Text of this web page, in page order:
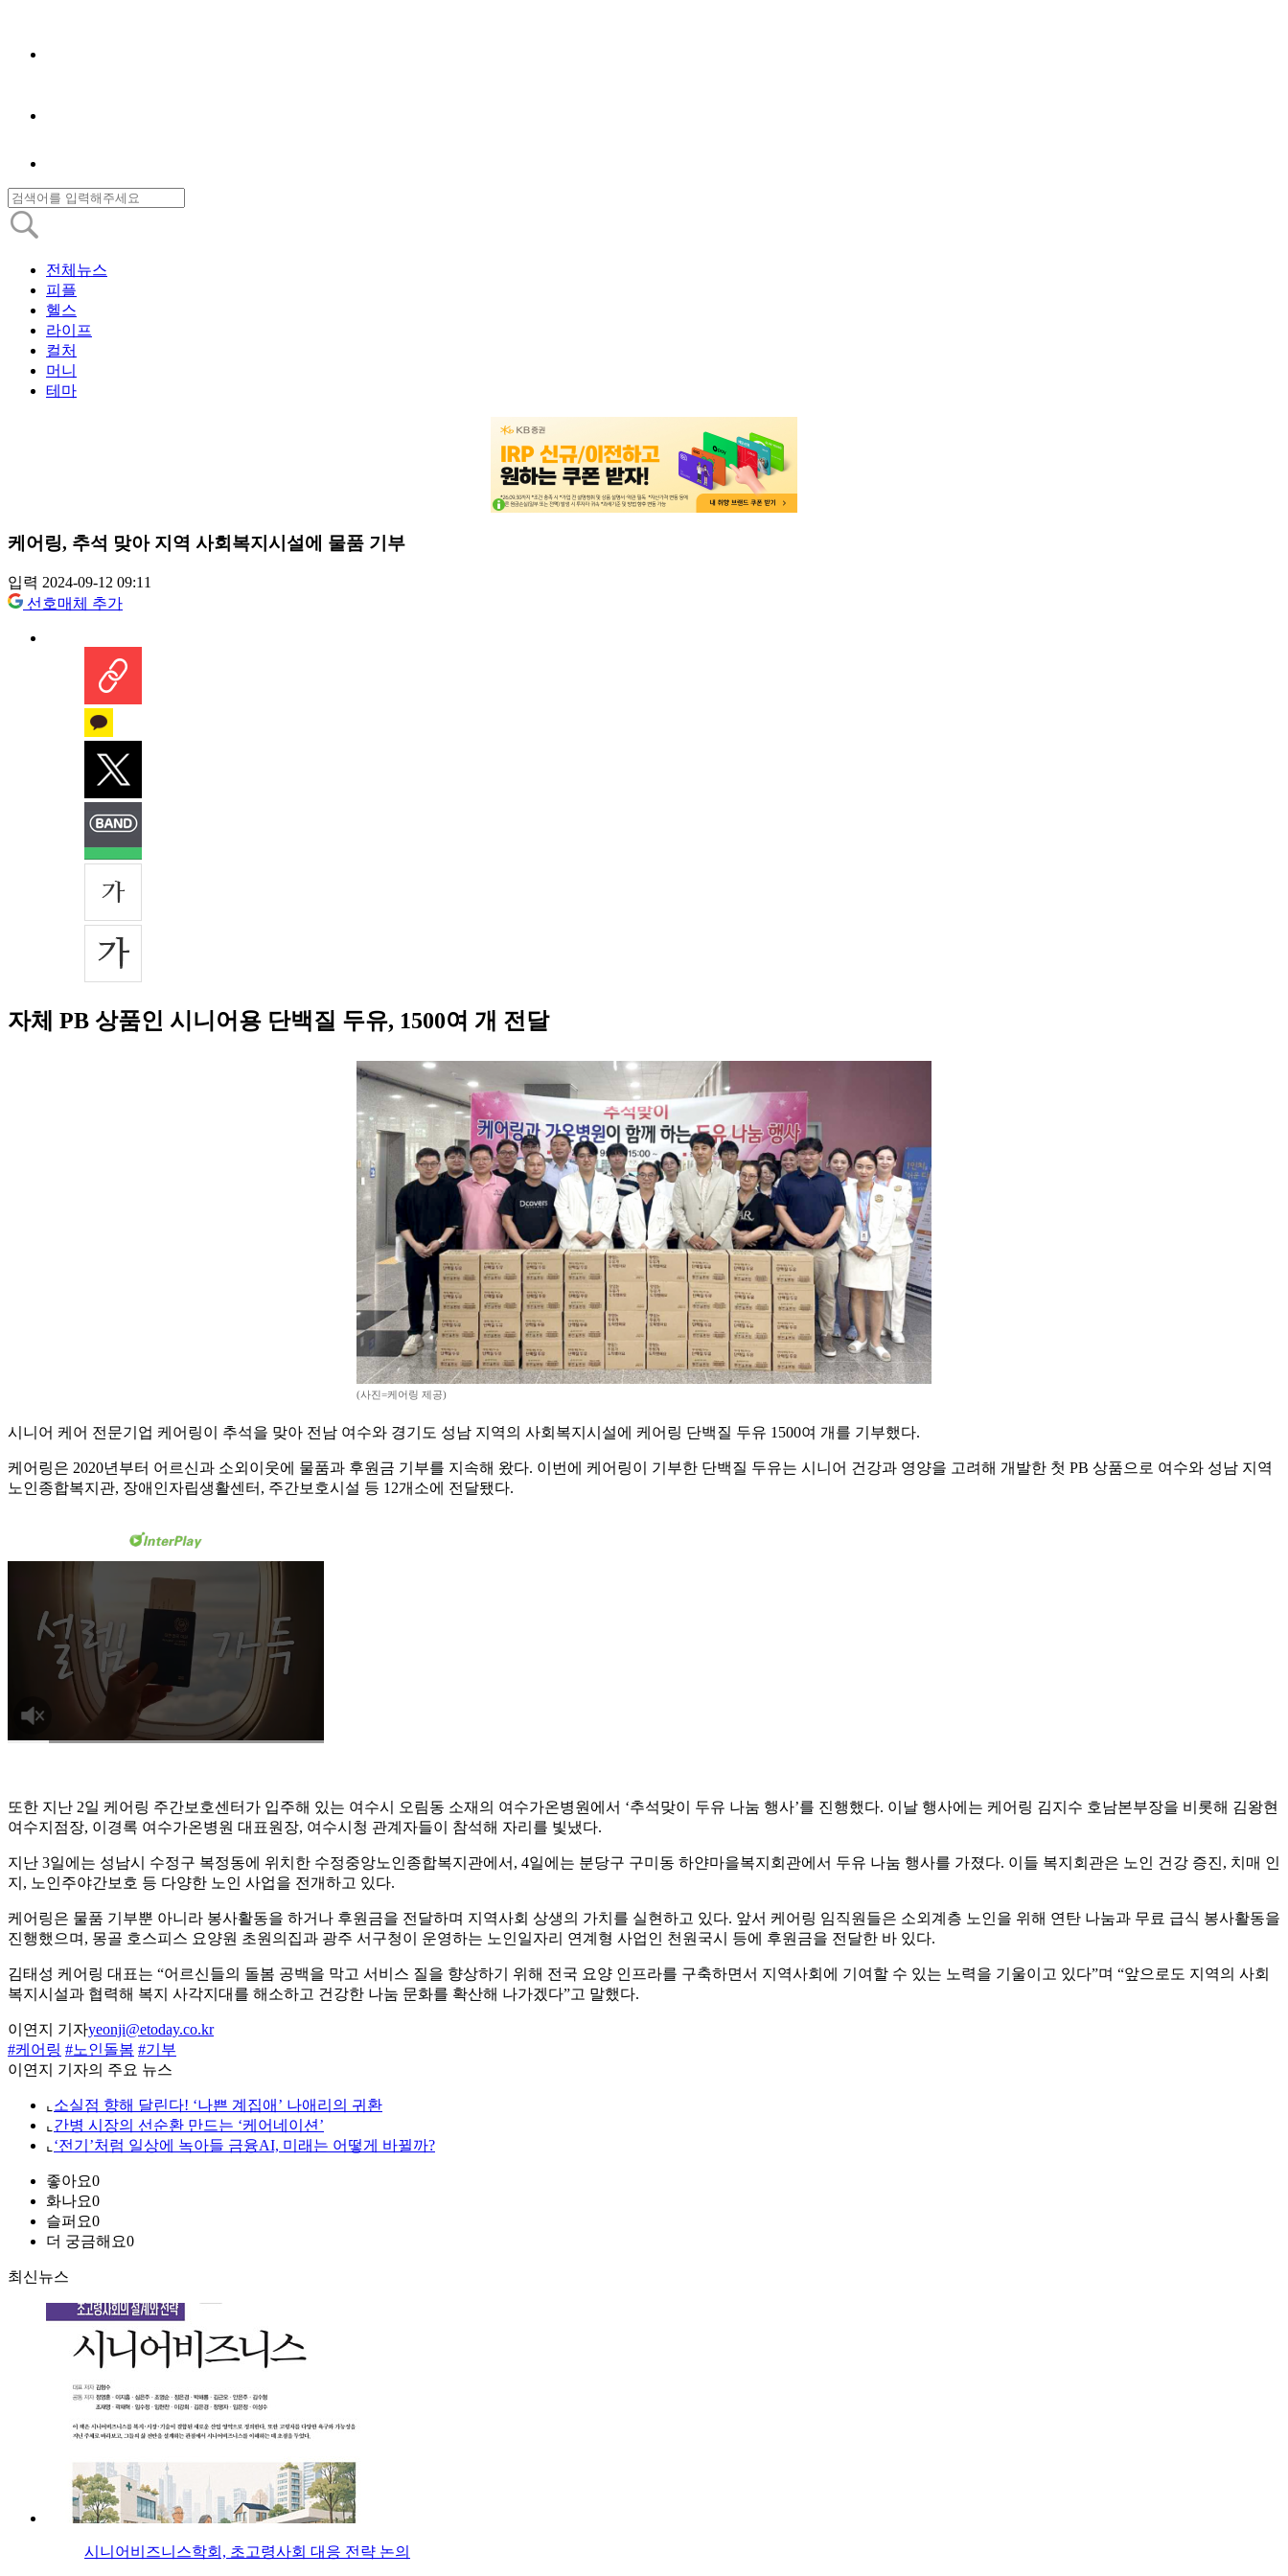
전체뉴스
피플
헬스
라이프
컬처
머니
테마
케어링, 추석 맞아 지역 사회복지시설에 물품 기부
입력 2024-09-12 09:11
선호매체 추가
자체 PB 상품인 시니어용 단백질 두유, 1500여 개 전달
(사진=케어링 제공)
시니어 케어 전문기업 케어링이 추석을 맞아 전남 여수와 경기도 성남 지역의 사회복지시설에 케어링 단백질 두유 1500여 개를 기부했다.
케어링은 2020년부터 어르신과 소외이웃에 물품과 후원금 기부를 지속해 왔다. 이번에 케어링이 기부한 단백질 두유는 시니어 건강과 영양을 고려해 개발한 첫 PB 상품으로 여수와 성남 지역
노인종합복지관, 장애인자립생활센터, 주간보호시설 등 12개소에 전달됐다.
또한 지난 2일 케어링 주간보호센터가 입주해 있는 여수시 오림동 소재의 여수가온병원에서 ‘추석맞이 두유 나눔 행사’를 진행했다. 이날 행사에는 케어링 김지수 호남본부장을 비롯해 김왕현
여수지점장, 이경록 여수가온병원 대표원장, 여수시청 관계자들이 참석해 자리를 빛냈다.
지난 3일에는 성남시 수정구 복정동에 위치한 수정중앙노인종합복지관에서, 4일에는 분당구 구미동 하얀마을복지회관에서 두유 나눔 행사를 가졌다. 이들 복지회관은 노인 건강 증진, 치매 인
지, 노인주야간보호 등 다양한 노인 사업을 전개하고 있다.
케어링은 물품 기부뿐 아니라 봉사활동을 하거나 후원금을 전달하며 지역사회 상생의 가치를 실현하고 있다. 앞서 케어링 임직원들은 소외계층 노인을 위해 연탄 나눔과 무료 급식 봉사활동을
진행했으며, 몽골 호스피스 요양원 초원의집과 광주 서구청이 운영하는 노인일자리 연계형 사업인 천원국시 등에 후원금을 전달한 바 있다.
김태성 케어링 대표는 “어르신들의 돌봄 공백을 막고 서비스 질을 향상하기 위해 전국 요양 인프라를 구축하면서 지역사회에 기여할 수 있는 노력을 기울이고 있다”며 “앞으로도 지역의 사회
복지시설과 협력해 복지 사각지대를 해소하고 건강한 나눔 문화를 확산해 나가겠다”고 말했다.
이연지 기자yeonji@etoday.co.kr
#케어링 #노인돌봄 #기부
이연지 기자의 주요 뉴스
⌞ 소실점 향해 달린다! ‘나쁜 계집애’ 나애리의 귀환
⌞ 간병 시장의 선순환 만드는 ‘케어네이션’
⌞ ‘전기’처럼 일상에 녹아들 금융AI, 미래는 어떻게 바뀔까?
좋아요0
화나요0
슬퍼요0
더 궁금해요0
최신뉴스
시니어비즈니스학회, 초고령사회 대응 전략 논의